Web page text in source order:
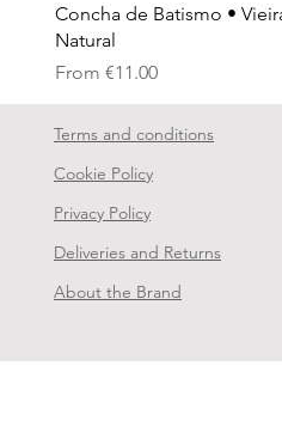
Quick View
Concha de Batismo •
Natural
From €11.00
Sale Price
Terms and conditions
Cookie Policy
Privacy Policy
Deliveries and Returns
About the Brand